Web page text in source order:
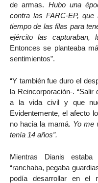
de armas. Hubo una
contra las FARC-EP,
tiempo de las filas para
ejército las capturaban,
Entonces se planteaba
sentimientos”.
“Y también fue duro el
la Reincorporación-.
a la vida civil y que
Evidentemente, el afecto
no hacia la mamá. Yo me
tenía 14 años”.
Mientras Dianis
“ranchaba, pegaba
podía desarrollar en el